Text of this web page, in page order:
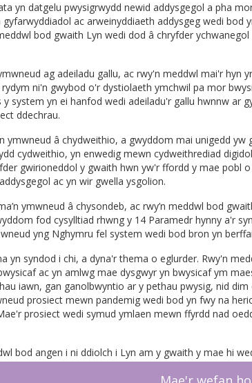
yn datgelu pwysigrwydd newid addysgegol a pha
ac arweinyddiaeth addysgeg wedi
bod gwaith Lyn wedi dod â chryfder
ag adeiladu gallu, ac rwy'n meddwl mai'r
ni'n gwybod o'r dystiolaeth ymchwil pa mor
system yn ei hanfod wedi adeiladu'r gallu hwnnw ar
ddechrau.
ymwneud â chydweithio, a gwyddom mai unigedd
cydweithio, yn enwedig mewn cydweithrediad
gwirioneddol y gwaith hwn yw'r ffordd y mae
ac yn wir gwella ysgolion.
ymwneud â chysondeb, ac rwy’n meddwl bod
fod cysylltiad rhwng y 14 Paramedr hynny a'r
yng Nghymru fel system wedi bod bron yn
yn syndod i chi, a dyna'r thema o eglurder. Rwy'n
ac yn amlwg mae dysgwyr yn bwysicaf ym
iawn, gan ganolbwyntio ar y pethau pwysig, nid
prosiect mewn pandemig wedi bod yn fwy na
prosiect wedi symud ymlaen mewn ffyrdd nad
bod angen i ni ddiolch i Lyn am y gwaith y mae hi
ysgogiad enfawr i'n hanfon ar ein ffordd. Rydym yn